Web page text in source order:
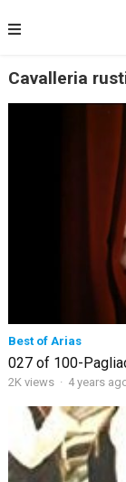
Cavalleria
Best of Arias
027 of 100-
2K views · 4 years